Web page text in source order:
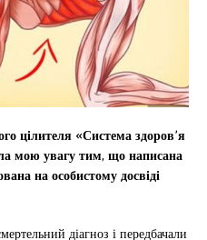
цілителя «Система здоров’я
мою увагу тим, що написана
на особистому досвіді
діагноз і передбачали